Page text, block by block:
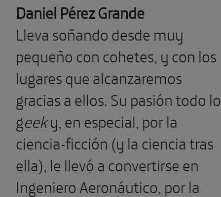
Daniel Pérez Grande
Lleva soñando desde muy
pequeño con cohetes, y con los
lugares que alcanzaremos
gracias a ellos. Su pasión todo lo
geeky, en especial, por la
ciencia-ficción (y la ciencia tras
ella), le llevó a convertirse en
Ingeniero Aeronáutico, por la